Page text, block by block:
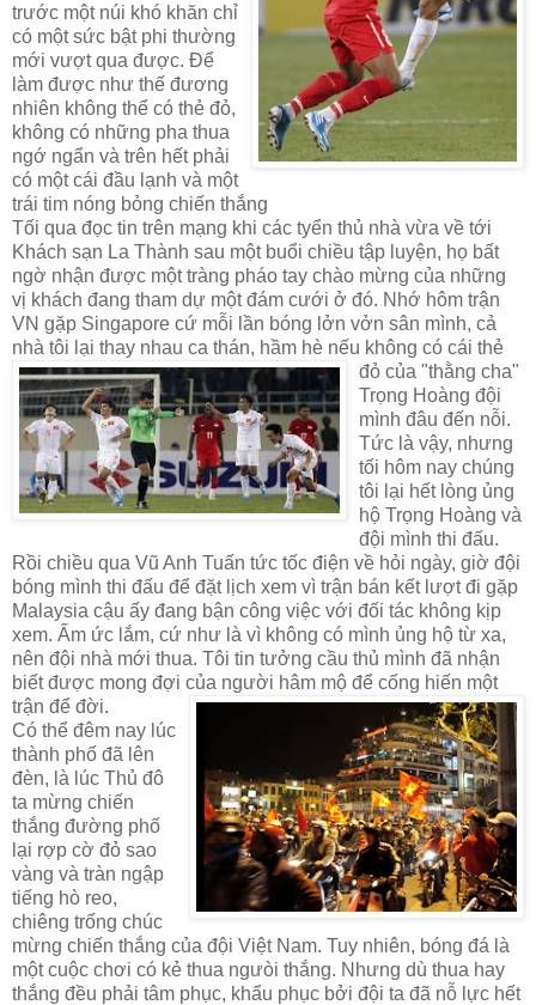
trước một núi khó khăn chỉ
có một sức bật phi thường
mới vượt qua được. Để
làm được như thế đương
nhiên không thể có thẻ đỏ,
không có những pha thua
ngớ ngẩn và trên hết phải
có một cái đầu lạnh và một
trái tim nóng bỏng chiến thắng
Tối qua đọc tin trên mạng khi các tyển thủ nhà vừa về tới
Khách sạn La Thành sau một buổi chiều tập luyện, họ bất
ngờ nhận được một tràng pháo tay chào mừng của những
vị khách đang tham dự một đám cưới ở đó. Nhớ hôm trận
VN gặp Singapore cứ mỗi lần bóng lởn vởn sân mình, cả
nhà tôi lại thay nhau ca thán, hầm hè nếu không có cái thẻ
đỏ của "thằng cha"
Trọng Hoàng đội
mình đâu đến nỗi.
Tức là vậy, nhưng
tối hôm nay chúng
tôi lại hết lòng ủng
hộ Trọng Hoàng và
đội mình thi đấu.
Rồi chiều qua Vũ Anh Tuấn tức tốc điện về hỏi ngày, giờ đội
bóng mình thi đấu để đặt lịch xem vì trận bán kết lượt đi gặp
Malaysia cậu ấy đang bận công việc với đối tác không kịp
xem. Ấm ức lắm, cứ như là vì không có mình ủng hộ từ xa,
nên đội nhà mới thua. Tôi tin tưởng cầu thủ mình đã nhận
biết được mong đợi của người hâm mộ để cống hiến một
trận để đời.
Có thể đêm nay lúc
thành phố đã lên
đèn, là lúc Thủ đô
ta mừng chiến
thắng đường phố
lại rợp cờ đỏ sao
vàng và tràn ngập
tiếng hò reo,
chiêng trống chúc
mừng chiến thắng của đội Việt Nam. Tuy nhiên, bóng đá là
một cuộc chơi có kẻ thua ngưòi thắng. Nhưng dù thua hay
thắng đều phải tâm phục, khẩu phục bởi đội ta đã nỗ lực hết